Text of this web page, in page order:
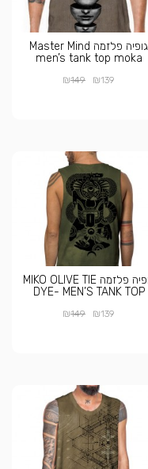
גופיה פלזמה Master Mind
men’s tank top moka
₪139
₪149
גופיה פלזמה MIKO OLIVE TIE
DYE- MEN’S TANK TOP
₪139
₪149